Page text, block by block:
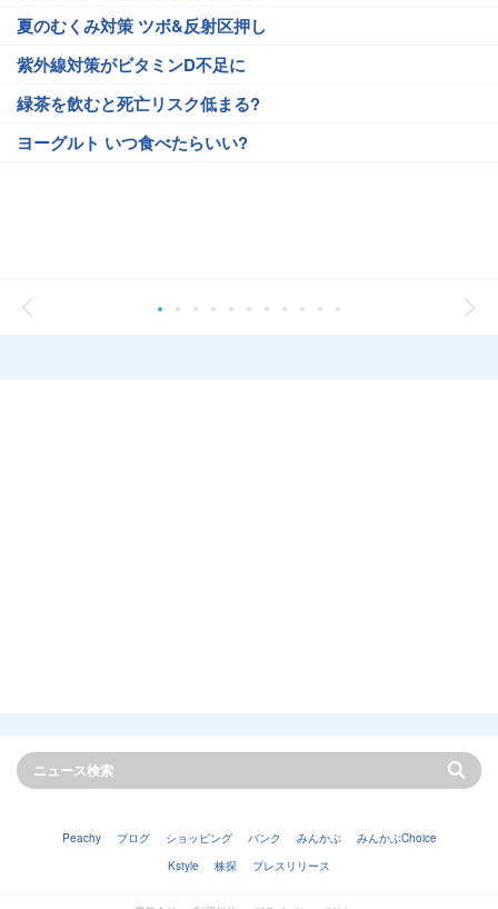
夏のむくみ対策 ツボ&反射区押し
紫外線対策がビタミンD不足に
緑茶を飲むと死亡リスク低まる?
ヨーグルト いつ食べたらいい?
Peachy ブログ ショッピング バンク みんかぶ
みんかぶChoice
Kstyle
株探 プレスリリース